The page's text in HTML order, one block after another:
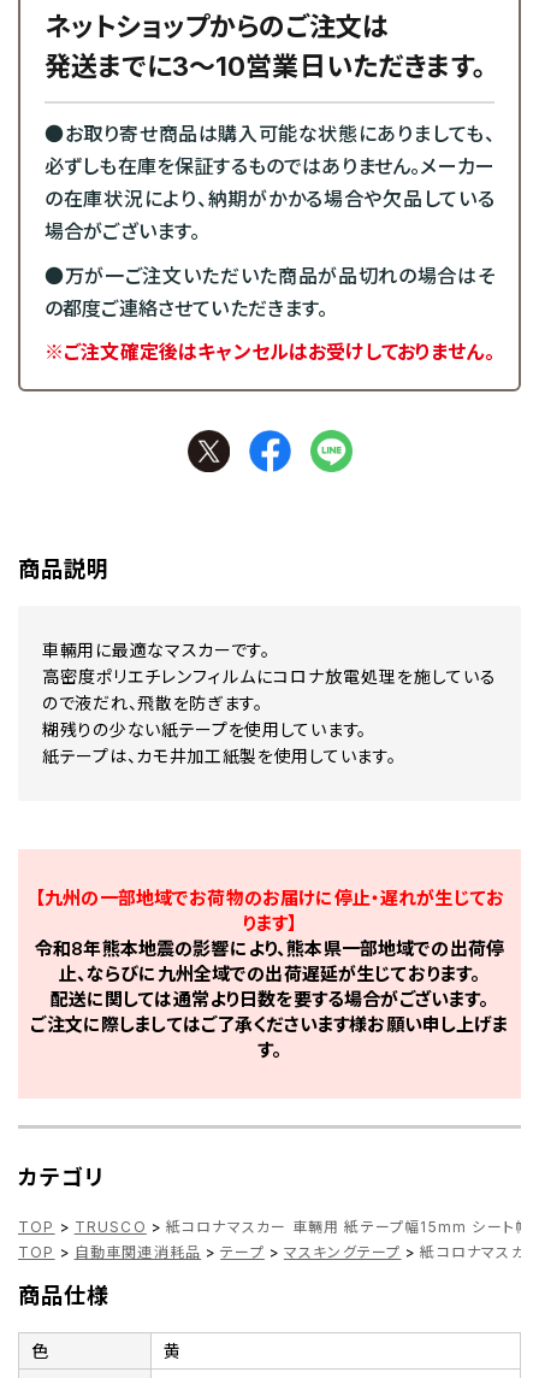
ネットショップからのご注文は
発送までに3～10営業日いただきます。
●お取り寄せ商品は購入可能な状態にありましても、
必ずしも在庫を保証するものではありません。メーカー
の在庫状況により、納期がかかる場合や欠品している
場合がございます。
●万が一ご注文いただいた商品が品切れの場合はそ
の都度ご連絡させていただきます。
※ご注文確定後はキャンセルはお受けしておりません。
商品説明
車輛用に最適なマスカーです。
高密度ポリエチレンフィルムにコロナ放電処理を施している
ので液だれ、飛散を防ぎます。
糊残りの少ない紙テープを使用しています。
紙テープは、カモ井加工紙製を使用しています。
【九州の一部地域でお荷物のお届けに停止・遅れが生じてお
ります】
令和8年熊本地震の影響により、熊本県一部地域での出荷停
止、ならびに九州全域での出荷遅延が生じております。
配送に関しては通常より日数を要する場合がございます。
ご注文に際しましてはご了承くださいます様お願い申し上げま
す。
カテゴリ
TOP > TRUSCO > 紙コロナマスカー 車輛用 紙テープ幅15mm シー
TOP > 自動車関連消耗品 > テープ > マスキングテープ > 紙コロナマス
商品仕様
色
黄